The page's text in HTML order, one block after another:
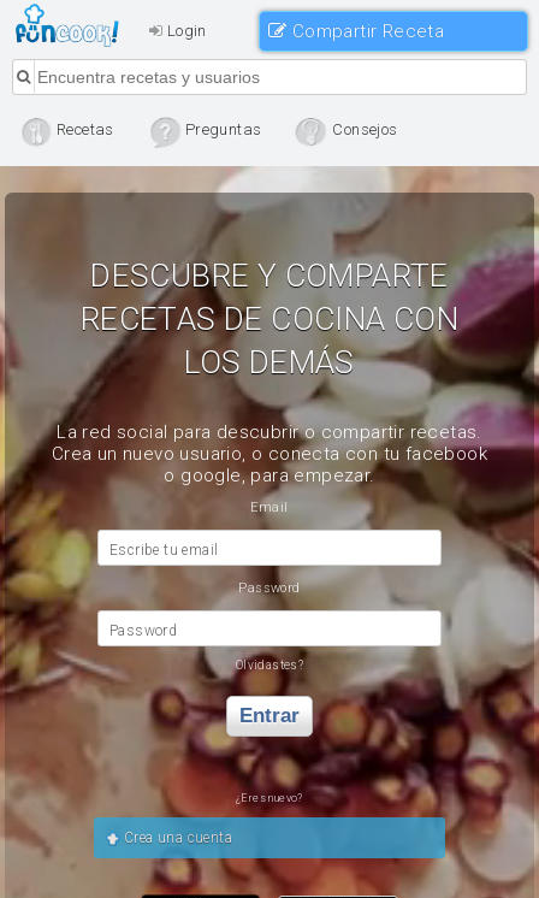
Login
Recetas Preguntas Consejos
DESCUBRE Y COMPARTE
RECETAS DE COCINA CON
LOS DEMÁS
La red social para descubrir o compartir recetas.
Crea un nuevo usuario, o conecta con tu facebook
o google, para empezar.
Email
Escribe tu email
Password
Password
Olvidastes?
Entrar
¿Eres nuevo?
Crea una cuenta
Compartir Receta